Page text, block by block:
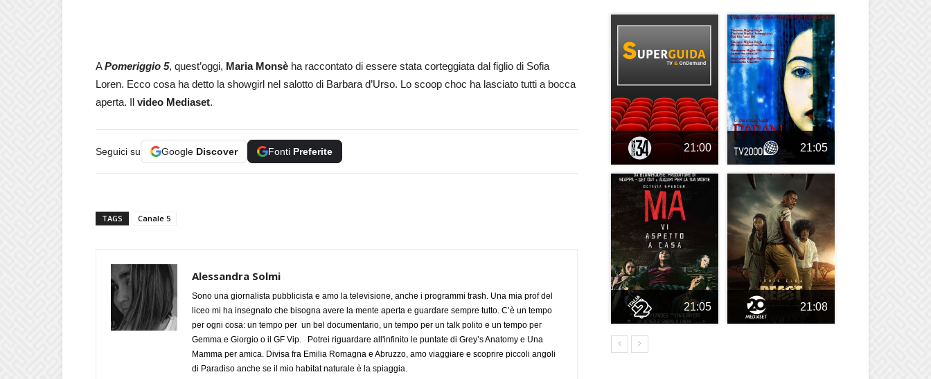
APomeriggio 5, quest’oggi, Maria Monsè ha raccontato di essere stata corteggiata dal figlio di Sofia
Loren. Ecco cosa ha detto la showgirl nel salotto di Barbara d’Urso. Lo scoop choc ha lasciato tutti a bocca
aperta. Il video Mediaset.
Seguici su Google Discover Fonti Preferite
TAGS Canale 5
Alessandra Solmi
Sono una giornalista pubblicista e amo la televisione, anche i programmi trash. Una mia prof del
liceo mi ha insegnato che bisogna avere la mente aperta e guardare sempre tutto. C’è un tempo
per ogni cosa: un tempo per un bel documentario, un tempo per un talk polito e un tempo per
Gemma e Giorgio o il GF Vip. Potrei riguardare all'infinito le puntate di Grey’s Anatomy e Una
Mamma per amica. Divisa fra Emilia Romagna e Abruzzo, amo viaggiare e scoprire piccoli angoli
di Paradiso anche se il mio habitat naturale è la spiaggia.
21:00 21:05
21:05 21:08